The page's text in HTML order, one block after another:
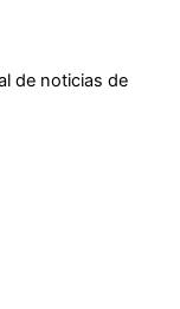
de noticias de